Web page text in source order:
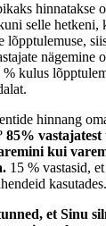
hinnatakse
selle hetkeni,
lõpptulemuse,
nägemine
kulus
hinnang
85% vastajatest
kui
15 % vastasid,
kasutades.
et Sinu